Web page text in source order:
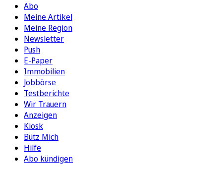
Abo
Meine Artikel
Meine Region
Newsletter
Push
E-Paper
Immobilien
Jobbörse
Testberichte
Wir Trauern
Anzeigen
Kiosk
Bütz Mich
Hilfe
Abo kündigen